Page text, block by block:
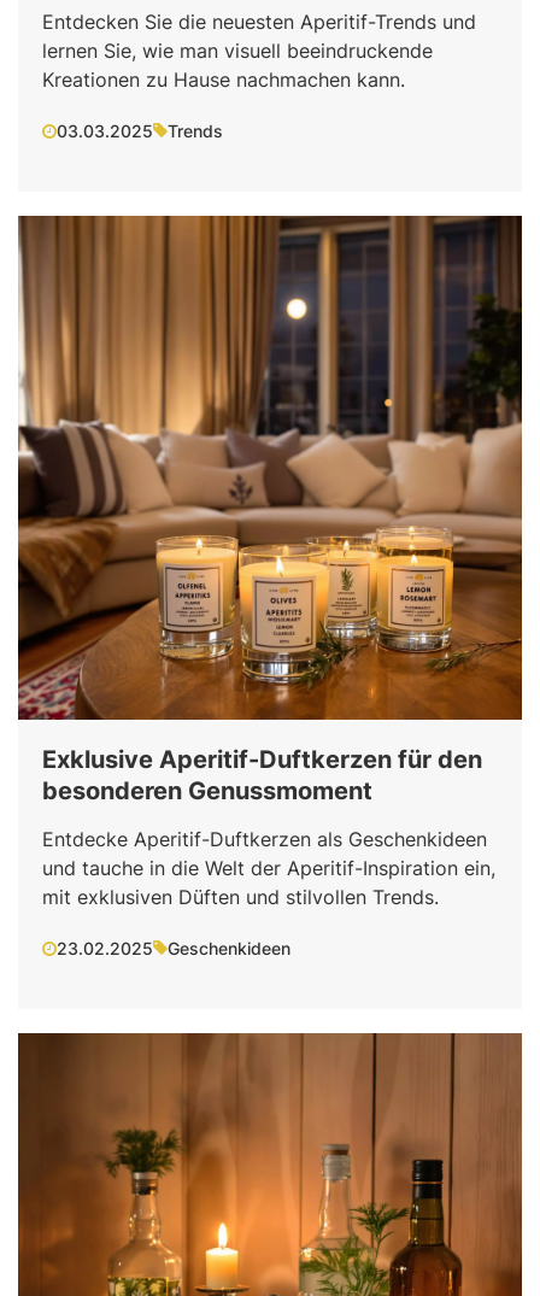
Entdecken Sie die neuesten Aperitif-Trends und
lernen Sie, wie man visuell beeindruckende
Kreationen zu Hause nachmachen kann.
03.03.2025 Trends
Exklusive Aperitif-Duftkerzen für den
besonderen Genussmoment
Entdecke Aperitif-Duftkerzen als Geschenkideen
und tauche in die Welt der Aperitif-Inspiration ein,
mit exklusiven Düften und stilvollen Trends.
23.02.2025 Geschenkideen